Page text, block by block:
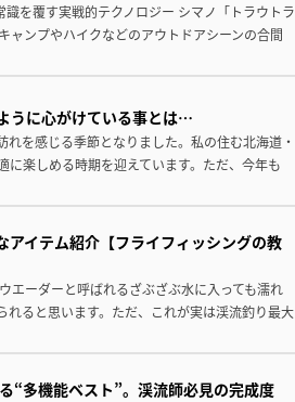
を覆す実戦的テクノロジー シマノ「トラウトラ
ャンプやハイクなどのアウトドアシーンの合間
うに心がけている事とは…
を感じる季節となりました。私の住む北海道・
楽しめる時期を迎えています。ただ、今年も
イテム紹介【フライフィッシングの教
エーダーと呼ばれるざぶざぶ水に入っても濡れ
ると思います。ただ、これが実は渓流釣り最大
“多機能ベスト”。渓流師必見の完成度